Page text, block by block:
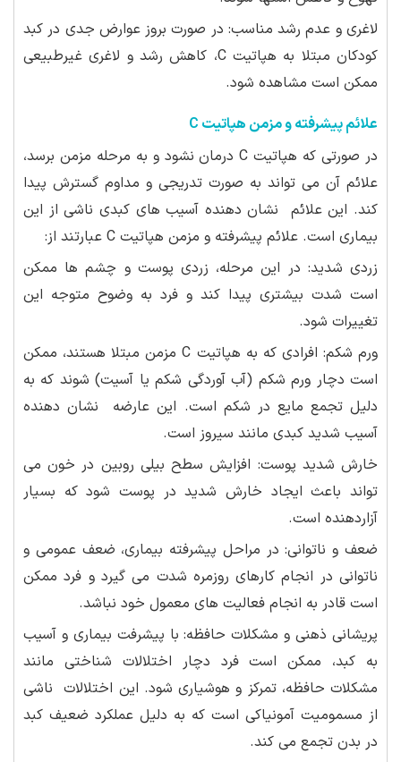
لاغری و عدم رشد مناسب: در صورت بروز عوارض جدی در کبد
کودکان مبتلا به هپاتیت C، کاهش رشد و لاغری غیرطبیعی
ممکن است مشاهده شود.
علائم پیشرفته و مزمن هپاتیت C
در صورتی که هپاتیت C درمان نشود و به مرحله مزمن برسد،
علائم آن می تواند به صورت تدریجی و مداوم گسترش پیدا
کند. این علائم نشان دهنده آسیب های کبدی ناشی از این
بیماری است. علائم پیشرفته و مزمن هپاتیت C عبارتند از:
زردی شدید: در این مرحله، زردی پوست و چشم ها ممکن
است شدت بیشتری پیدا کند و فرد به وضوح متوجه این
تغییرات شود.
ورم شکم: افرادی که به هپاتیت C مزمن مبتلا هستند، ممکن
است دچار ورم شکم (آب آوردگی شکم یا آسیت) شوند که به
دلیل تجمع مایع در شکم است. این عارضه نشان دهنده
آسیب شدید کبدی مانند سیروز است.
خارش شدید پوست: افزایش سطح بیلی روبین در خون می
تواند باعث ایجاد خارش شدید در پوست شود که بسیار
آزاردهنده است.
ضعف و ناتوانی: در مراحل پیشرفته بیماری، ضعف عمومی و
ناتوانی در انجام کارهای روزمره شدت می گیرد و فرد ممکن
است قادر به انجام فعالیت های معمول خود نباشد.
پریشانی ذهنی و مشکلات حافظه: با پیشرفت بیماری و آسیب
به کبد، ممکن است فرد دچار اختلالات شناختی مانند
مشکلات حافظه، تمرکز و هوشیاری شود. این اختلالات ناشی
از مسمومیت آمونیاکی است که به دلیل عملکرد ضعیف کبد
در بدن تجمع می کند.